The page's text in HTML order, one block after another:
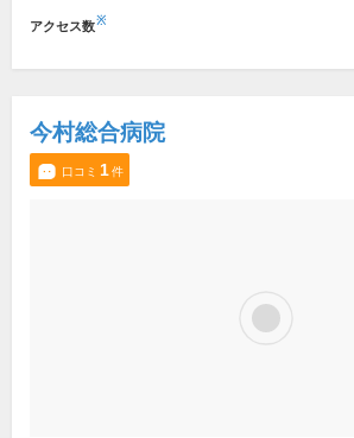
アクセス数※
今村総合病院
口コミ 1件